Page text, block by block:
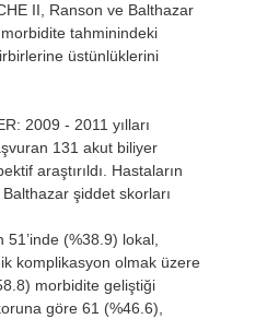
II, Ranson ve Balthazar
tahminindeki
üstünlüklerini
2009 - 2011 yılları
131 akut biliyer
araştırıldı. Hastaların
şiddet skorları
51’inde (%38.9) lokal,
komplikasyon olmak üzere
morbidite geliştiği
göre 61 (%46.6),